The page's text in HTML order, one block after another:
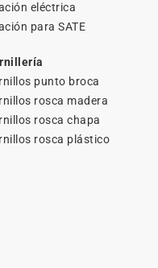
eléctrica
para SATE
punto broca
rosca madera
rosca chapa
rosca plástico